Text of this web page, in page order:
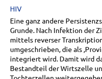
HIV
Eine ganz andere
Grunde. Nach Infektion der
mittels reverser
umgeschrieben, die als
integriert wird. Damit wird
Bestandteil der Wirtszelle